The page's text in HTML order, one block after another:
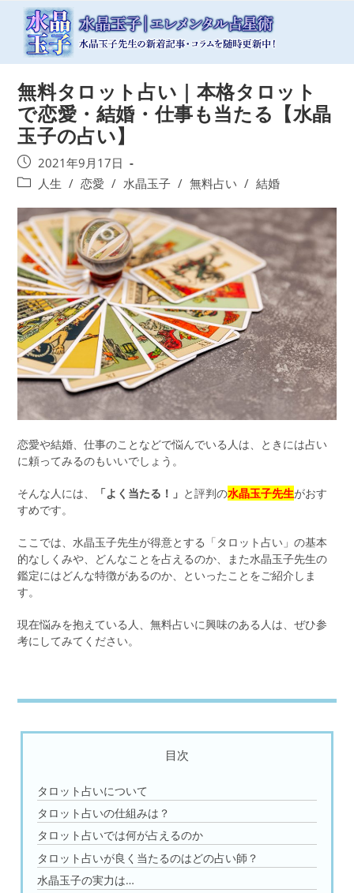
無料タロット占い｜本格タロット
で恋愛・結婚・仕事も当たる【水晶
玉子の占い】
投
稿
開
日:
2021年9月17日
投
テ
ゴ
リ
ー:
人生 / 恋愛 / 水晶玉子 / 無料占い / 結婚
恋愛や結婚、仕事のことなどで悩んでいる人は、ときには占い
に頼ってみるのもいいでしょう。
そんな人には、 「よく当たる！」 と評判の水晶玉子先生がおす
すめです。
ここでは、水晶玉子先生が得意とする「タロット占い」の基本
的なしくみや、どんなことを占えるのか、また水晶玉子先生の
鑑定にはどんな特徴があるのか、といったことをご紹介しま
す。
現在悩みを抱えている人、無料占いに興味のある人は、ぜひ参
考にしてみてください。
目次
タロット占いについて
タロット占いの仕組みは？
タロット占いでは何が占えるのか
タロット占いが良く当たるのはどの占い師？
水晶玉子の実力は…